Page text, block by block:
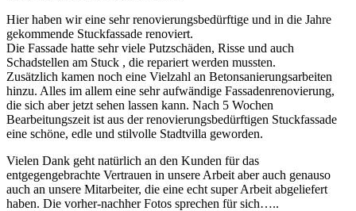
Hier haben wir eine sehr renovierungsbedürftige und in die Jahre
gekommende Stuckfassade renoviert.
Die Fassade hatte sehr viele Putzschäden, Risse und auch
Schadstellen am Stuck , die repariert werden mussten.
Zusätzlich kamen noch eine Vielzahl an Betonsanierungsarbeiten
hinzu. Alles im allem eine sehr aufwändige Fassadenrenovierung,
die sich aber jetzt sehen lassen kann. Nach 5 Wochen
Bearbeitungszeit ist aus der renovierungsbedürftigen Stuckfassade
eine schöne, edle und stilvolle Stadtvilla geworden.
Vielen Dank geht natürlich an den Kunden für das
entgegengebrachte Vertrauen in unsere Arbeit aber auch genauso
auch an unsere Mitarbeiter, die eine echt super Arbeit abgeliefert
haben. Die vorher-nachher Fotos sprechen für sich…..